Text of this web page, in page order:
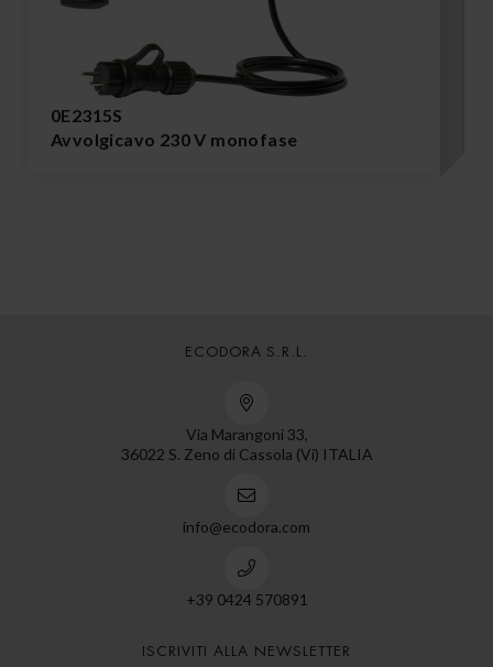
0E2315S
Avvolgicavo 230 V monofase
ECODORA S.R.L.
Via Marangoni 33,
36022 S. Zeno di Cassola (Vi) ITALIA
info@ecodora.com
+39 0424 570891
ISCRIVITI ALLA NEWSLETTER